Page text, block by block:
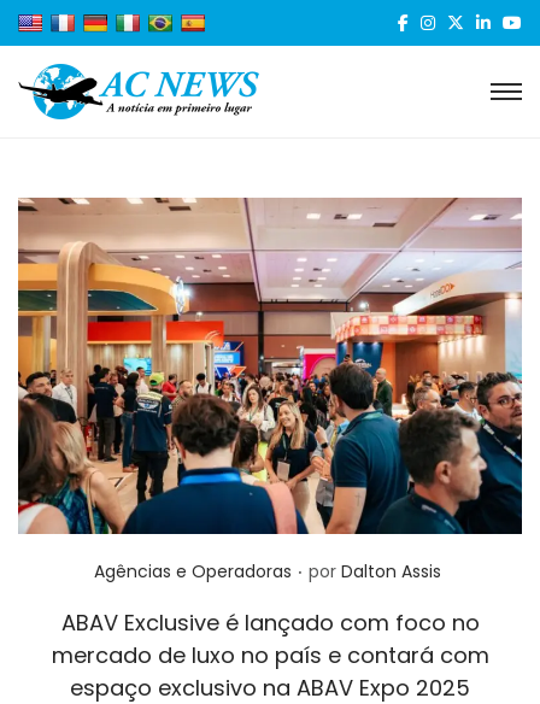
Posted in
Agências e Operadoras . por Dalton Assis
ABAV Exclusive é lançado com foco no
mercado de luxo no país e contará com
espaço exclusivo na ABAV Expo 2025